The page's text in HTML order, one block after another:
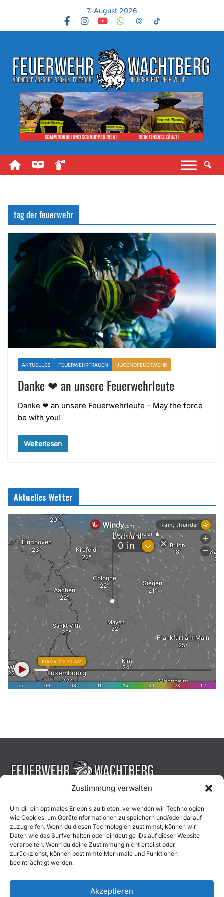
Zustimmung verwalten
Um dir ein optimales Erlebnis zu bieten, verwenden wir Technologien
wie Cookies, um Geräteinformationen zu speichern und/oder darauf
zuzugreifen. Wenn du diesen Technologien zustimmst, können wir
Daten wie das Surfverhalten oder eindeutige IDs auf dieser Website
verarbeiten. Wenn du deine Zustimmung nicht erteilst oder
zurückziehst, können bestimmte Merkmale und Funktionen
beeinträchtigt werden.
Akzeptieren
7. August 2026
tag der feuerwehr
AKTUELLES FEUERWEHRFRAUEN JUGENDFEUERWEHR
Danke ❤ an unsere Feuerwehrleute
Danke ❤ an unsere Feuerwehrleute – May the force
be with you!
Weiterlesen
Aktuelles Wetter
Aktuelles
Einsätze
Unsere Jugend
Mitglied werden